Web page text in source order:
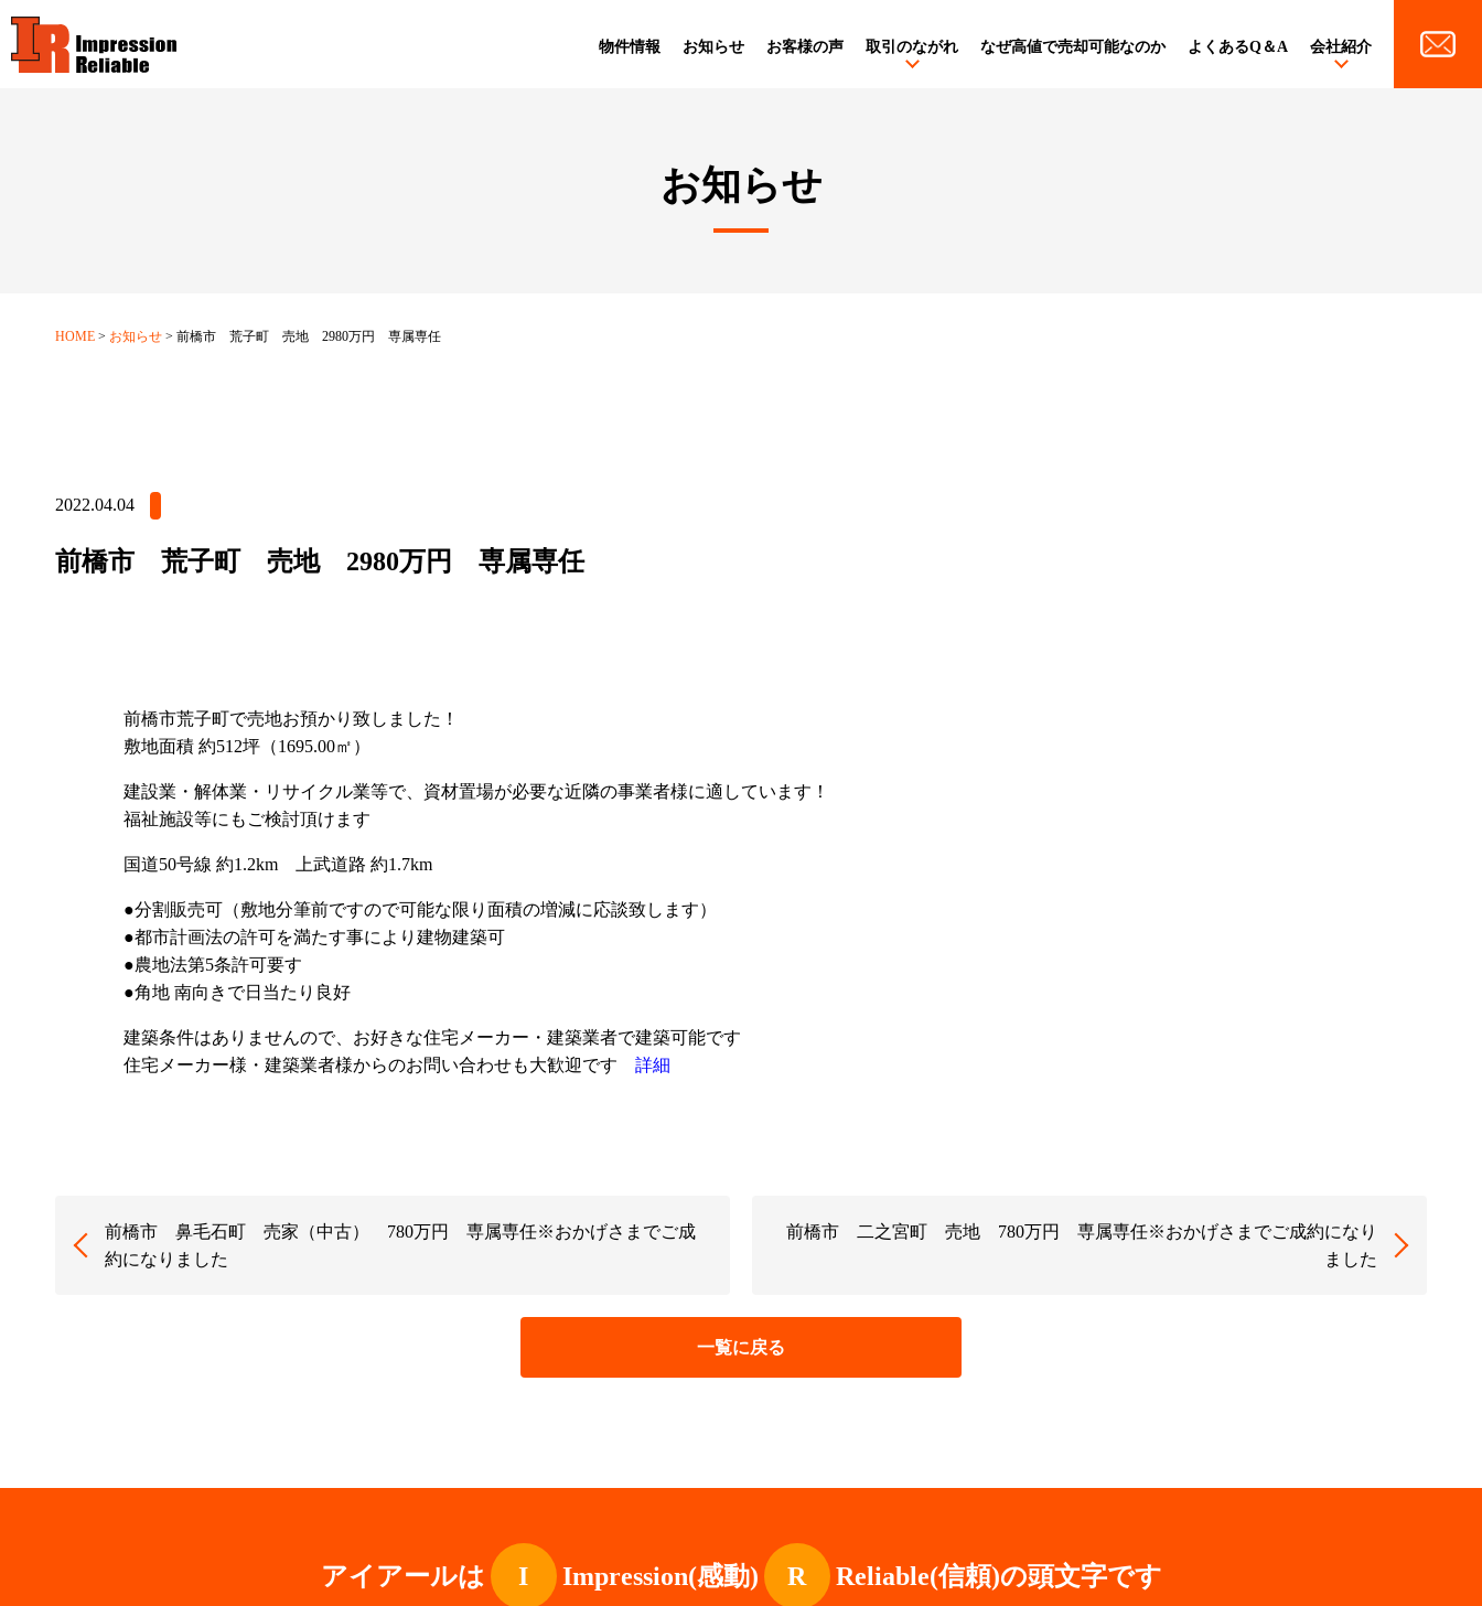
物件情報 お知らせ お客様の声 取引のながれ なぜ高値で売却可能なのか よくあるQ＆A 会社紹介
お知らせ
HOME お知らせ 前橋市 荒子町 売地 2980万円 専属専任
2022.04.04
前橋市 荒子町 売地 2980万円 専属専任
前橋市荒子町で売地お預かり致しました！
敷地面積 約512坪（1695.00㎡）
建設業・解体業・リサイクル業等で、資材置場が必要な近隣の事業者様に適しています！
福祉施設等にもご検討頂けます
国道50号線 約1.2km 上武道路 約1.7km
●分割販売可（敷地分筆前ですので可能な限り面積の増減に応談致します）
●都市計画法の許可を満たす事により建物建築可
●農地法第5条許可要す
●角地 南向きで日当たり良好
建築条件はありませんので、お好きな住宅メーカー・建築業者で建築可能です
住宅メーカー様・建築業者様からのお問い合わせも大歓迎です 詳細
前橋市 鼻毛石町 売家（中古） 780万円 専属専任※おかげさまでご成
約になりました
前橋市 二之宮町 売地 780万円 専属専任※おかげさまでご成約になり
ました
一覧に戻る
アイアールは I Impression(感動) R Reliable(信頼)の頭文字です